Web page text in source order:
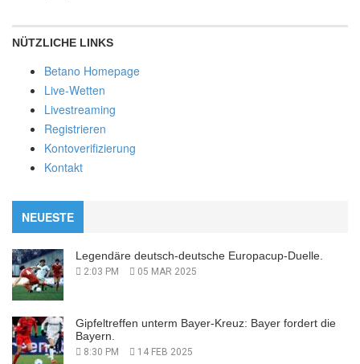
NÜTZLICHE LINKS
Betano Homepage
Live-Wetten
Livestreaming
Registrieren
Kontoverifizierung
Kontakt
NEUESTE
Legendäre deutsch-deutsche Europacup-Duelle.
2:03 PM 05 MAR 2025
Gipfeltreffen unterm Bayer-Kreuz: Bayer fordert die
Bayern.
8:30 PM 14 FEB 2025